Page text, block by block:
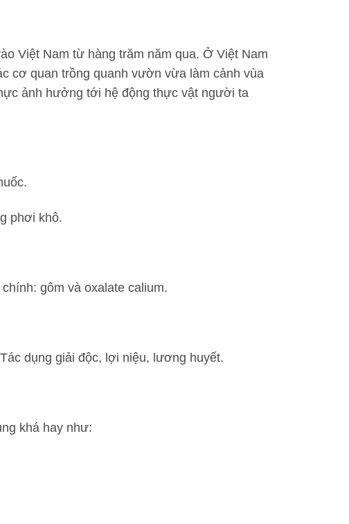
Việt Nam từ hàng trăm năm qua. Ở Việt Nam
cơ quan trồng quanh vườn vừa làm cảnh vùa
ảnh hưởng tới hệ động thực vật người ta
phơi khô.
gôm và oxalate calium.
dụng giải độc, lợi niệu, lương huyết.
khá hay như: